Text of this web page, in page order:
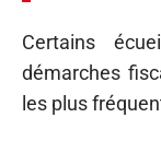
Certains
démarches
les plus